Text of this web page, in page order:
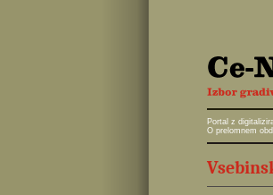
Portal z
O prelomnem